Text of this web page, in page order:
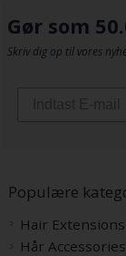
Gør som
Skriv dig op til vores
Populære
Hair Extensions
Hår Accessories